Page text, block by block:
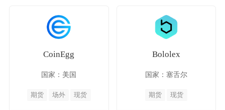
CoinEgg
国家：美国
期货 场外 现货
Bololex
国家：塞舌尔
期货 现货